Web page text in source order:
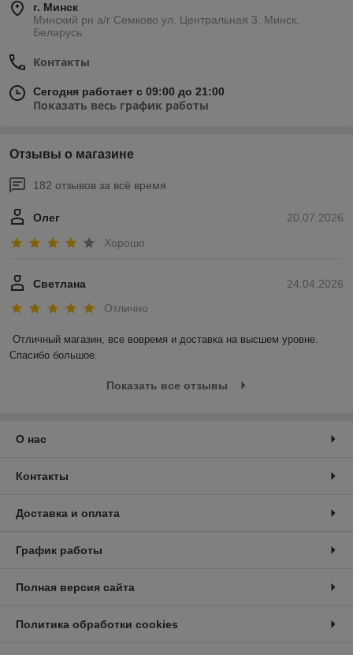
г. Минск
Минский рн а/г Семково ул. Центральная 3, Минск,
Беларусь
Контакты
Сегодня работает с 09:00 до 21:00
Показать весь график работы
Отзывы о магазине
182 отзывов за всё время
20.07.2026
Олег
Хорошо
24.04.2026
Светлана
Отлично
Отличный магазин, все вовремя и доставка на высшем уровне.
Спасибо большое.
Показать все отзывы
О нас
Контакты
Доставка и оплата
График работы
Полная версия сайта
Политика обработки cookies